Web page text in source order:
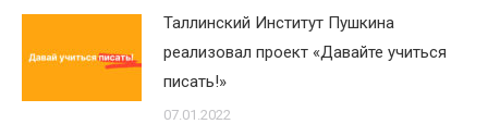
Таллинский Институт Пушкина
реализовал проект «Давайте учиться
писать!»
07.01.2022